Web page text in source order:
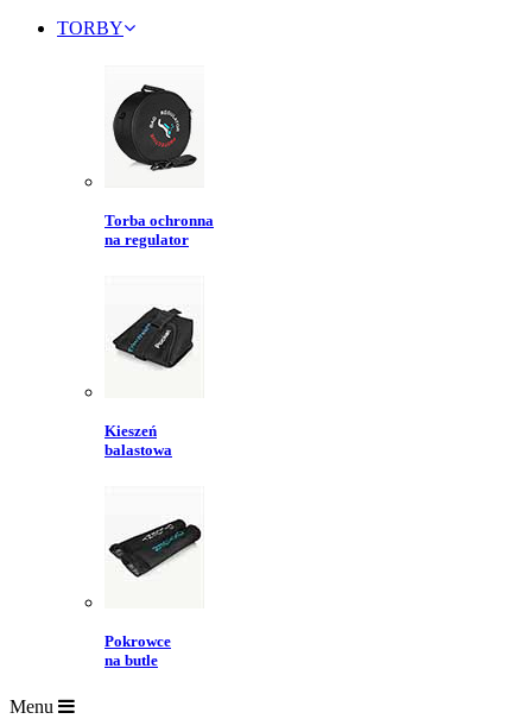
TORBY
Torba ochronna
na regulator
Kieszeń
balastowa
Pokrowce
na butle
Menu